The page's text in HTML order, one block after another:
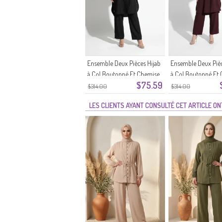
$314.00 $75.59
Ensemble Deux Pièces Hijab
à Col Boutonné Et Chemise
2303-05 Noir
$314.00
Ensemble Deux
à Col Boutonné Et
Chemise 2303-04
LES CLIENTS AYANT CONSULTÉ CET ARTICLE